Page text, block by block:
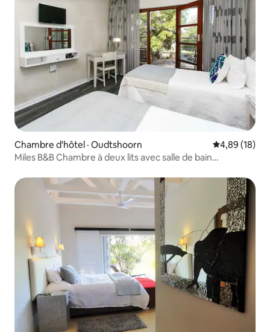
Chambre d'hôtel · Oudtshoorn Note
4,89 (18)
Miles B&B Chambre à deux lits avec salle de bain